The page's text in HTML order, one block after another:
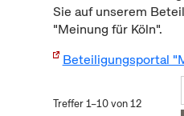
Sie auf unserem
"Meinung für Köln".
Beteiligungsportal
Treffer 1–10 von 12